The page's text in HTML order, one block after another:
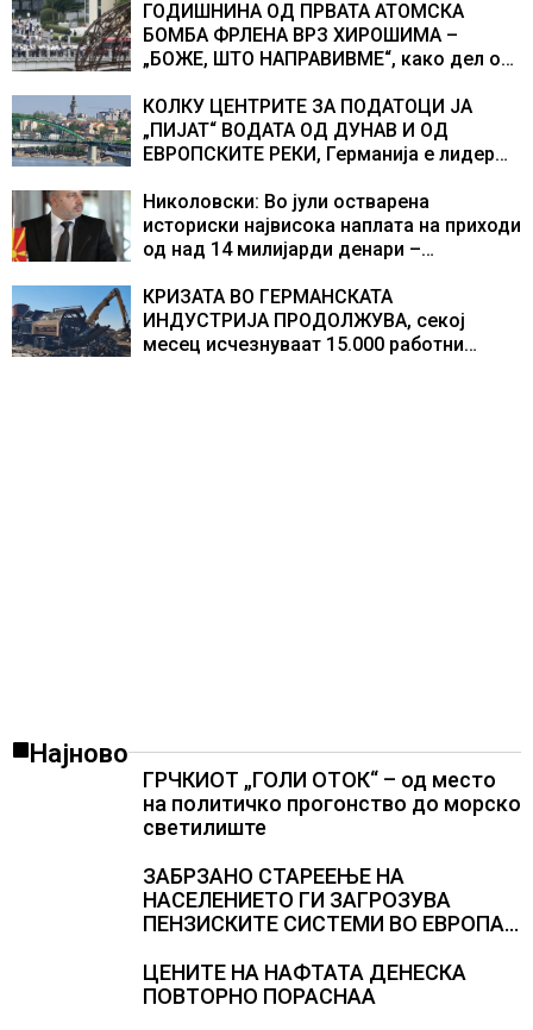
ГОДИШНИНА ОД ПРВАТА АТОМСКА
БОМБА ФРЛЕНА ВРЗ ХИРОШИМА –
„БОЖЕ, ШТО НАПРАВИВМЕ“, како дел од
учесниците во бомбардирањето го
доживуваа овој настан што го промени
текот на историјата
КОЛКУ ЦЕНТРИТЕ ЗА ПОДАТОЦИ ЈА
„ПИЈАТ“ ВОДАТА ОД ДУНАВ И ОД
ЕВРОПСКИТЕ РЕКИ, Германија е лидер
центри за податоци
Николовски: Во јули остварена
историски највисока наплата на приходи
од над 14 милијарди денари –
резултати
КРИЗАТА ВО ГЕРМАНСКАТА
ИНДУСТРИЈА ПРОДОЛЖУВА, секој
месец исчезнуваат 15.000 работни
Најново
ГРЧКИОТ „ГОЛИ ОТОК“ – од место
на политичко прогонство до морско
светилиште
ЗАБРЗАНО СТАРЕЕЊЕ НА
НАСЕЛЕНИЕТО ГИ ЗАГРОЗУВА
ПЕНЗИСКИТЕ СИСТЕМИ ВО ЕВРОПА и
ЦЕНИТЕ НА НАФТАТА ДЕНЕСКА
ПОВТОРНО ПОРАСНАА